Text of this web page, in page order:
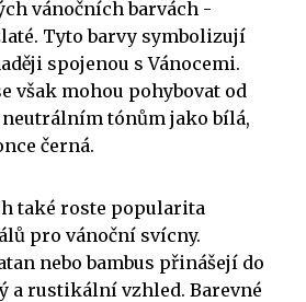
vánočních barvách -
Tyto barvy symbolizují
spojenou s Vánocemi.
však mohou pohybovat od
tónům jako bílá,
černá.
také roste popularita
pro vánoční svícny.
nebo bambus přinášejí do
a rustikální vzhled. Barevné